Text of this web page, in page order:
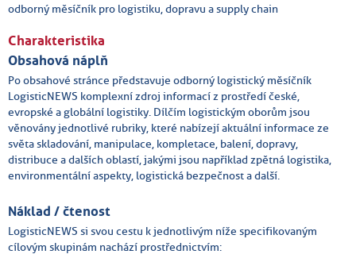
odborný měsíčník pro logistiku, dopravu a supply chain
Charakteristika
Obsahová náplň
Po obsahové stránce představuje odborný logistický měsíčník
LogisticNEWS komplexní zdroj informací z prostředí české,
evropské a globální logistiky. Dílčím logistickým oborům jsou
věnovány jednotlivé rubriky, které nabízejí aktuální informace ze
světa skladování, manipulace, kompletace, balení, dopravy,
distribuce a dalších oblastí, jakými jsou například zpětná logistika,
environmentální aspekty, logistická bezpečnost a další.
Náklad / čtenost
LogisticNEWS si svou cestu k jednotlivým níže specifikovaným
cílovým skupinám nachází prostřednictvím: